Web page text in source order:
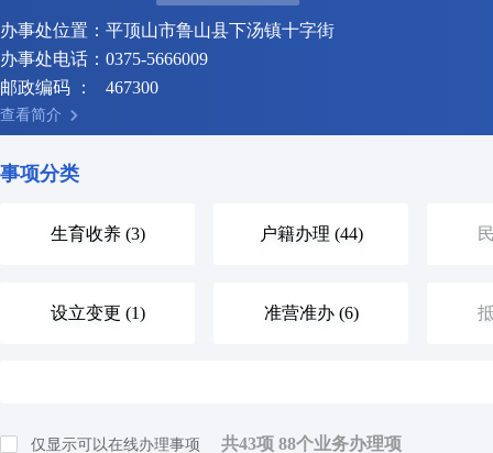
办事处位置： 平顶山市鲁山县下汤镇十字街
办事处电话： 0375-5666009
邮政编码 ：
467300
查看简介
事项分类
生育收养 (3) 户籍办理 (44)
设立变更 (1) 准营准办 (6)
仅显示可以在线办理事项 共43项 88个业务办理项